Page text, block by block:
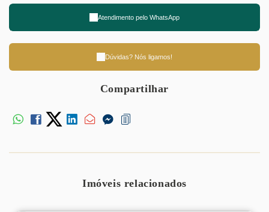
Atendimento pelo WhatsApp
Dúvidas? Nós ligamos!
Compartilhar
Imóveis relacionados